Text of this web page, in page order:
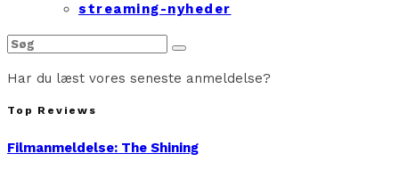
streaming-nyheder
Har du læst vores seneste anmeldelse?
Top Reviews
Filmanmeldelse: The Shining